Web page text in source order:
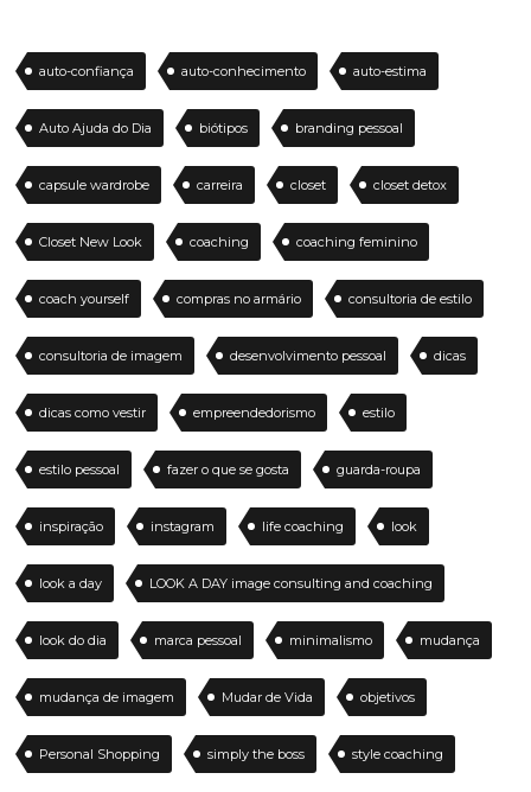
auto-confiança auto-conhecimento auto-estima
Auto Ajuda do Dia biótipos branding pessoal
capsule wardrobe carreira closet closet detox
Closet New Look coaching coaching feminino
coach yourself compras no armário consultoria de estilo
consultoria de imagem desenvolvimento pessoal dicas
dicas como vestir empreendedorismo estilo
estilo pessoal fazer o que se gosta guarda-roupa
inspiração instagram life coaching look
look a day LOOK A DAY image consulting and coaching
look do dia marca pessoal minimalismo mudança
mudança de imagem Mudar de Vida objetivos
Personal Shopping simply the boss style coaching